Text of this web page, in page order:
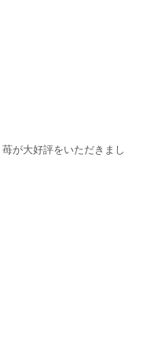
が大好評をいただきまし